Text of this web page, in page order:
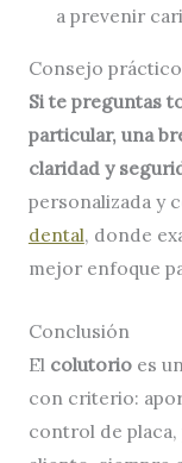
a prevenir
Consejo
Si te preguntas
particular, una
claridad y
personalizada y
dental, donde
mejor enfoque
Conclusión
El colutorioes
con criterio:
control de